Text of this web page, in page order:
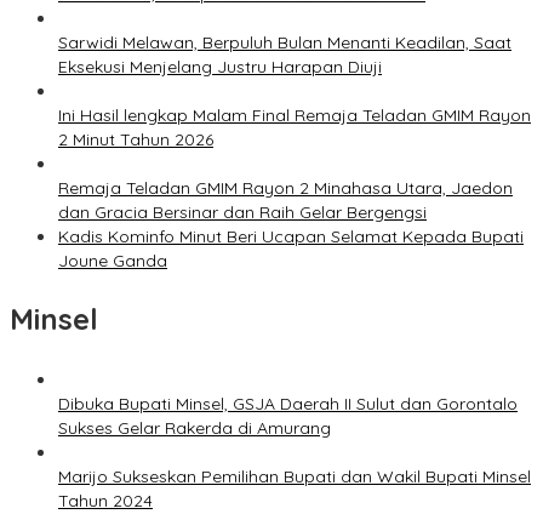
Sarwidi Melawan, Berpuluh Bulan Menanti Keadilan, Saat
Eksekusi Menjelang Justru Harapan Diuji
Ini Hasil lengkap Malam Final Remaja Teladan GMIM Rayon
2 Minut Tahun 2026
Remaja Teladan GMIM Rayon 2 Minahasa Utara, Jaedon
dan Gracia Bersinar dan Raih Gelar Bergengsi
Kadis Kominfo Minut Beri Ucapan Selamat Kepada Bupati
Joune Ganda
Minsel
Dibuka Bupati Minsel, GSJA Daerah II Sulut dan Gorontalo
Sukses Gelar Rakerda di Amurang
Marijo Sukseskan Pemilihan Bupati dan Wakil Bupati Minsel
Tahun 2024